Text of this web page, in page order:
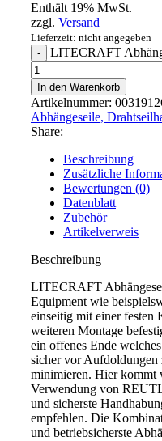
Enthält 19% MwSt.
zzgl. Versand
Lieferzeit: nicht angegeben
LITECRAFT
In den Warenkorb
Artikelnummer:
Abhängeseile,
Share:
Beschreibung
Zusätzliche
Bewertungen (0)
Datenblatt
Zubehör
Artikelverweis
Beschreibung
LITECRAFT
Equipment wie
einseitig mit einer festen
weiteren Montage
ein offenes Ende
sicher vor Aufdoldungen
minimieren. Hier kommt
Verwendung von
und sicherste
empfehlen. Die
und betriebsicherste